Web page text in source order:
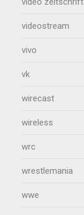
videostream
vivo
vk
wirecast
wireless
wrc
wrestlemania
wwe